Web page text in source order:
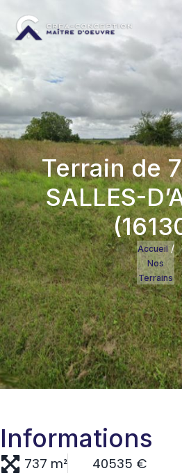
Terrain de
SALLES-
Accueil/
Nos
Terrains
Informations
737 m² 40535 €